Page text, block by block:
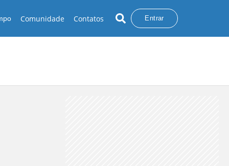
Comunidade Contatos Entrar